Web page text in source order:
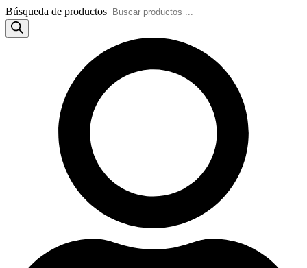
Búsqueda de productos